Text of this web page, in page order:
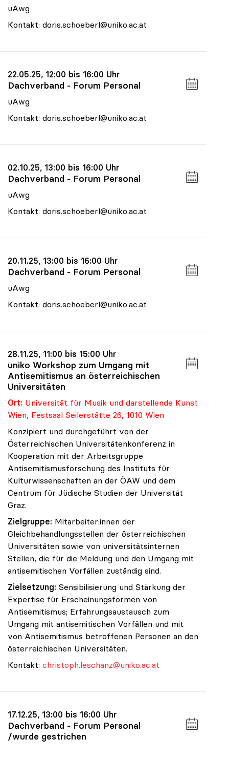
uAwg
Kontakt: doris.schoeberl@uniko.ac.at
22.05.25, 12:00 bis 16:00 Uhr
Dachverband - Forum Personal
uAwg
Kontakt: doris.schoeberl@uniko.ac.at
02.10.25, 13:00 bis 16:00 Uhr
Dachverband - Forum Personal
uAwg
Kontakt: doris.schoeberl@uniko.ac.at
20.11.25, 13:00 bis 16:00 Uhr
Dachverband - Forum Personal
uAwg
Kontakt: doris.schoeberl@uniko.ac.at
28.11.25, 11:00 bis 15:00 Uhr
uniko Workshop zum Umgang mit
Antisemitismus an österreichischen
Universitäten
Ort: Universität für Musik und darstellende Kunst
Wien, Festsaal Seilerstätte 26, 1010 Wien
Konzipiert und durchgeführt von der
Österreichischen Universitätenkonferenz in
Kooperation mit der Arbeitsgruppe
Antisemitismusforschung des Instituts für
Kulturwissenschaften an der ÖAW und dem
Centrum für Jüdische Studien der Universität
Graz.
Zielgruppe: Mitarbeiter:innen der
Gleichbehandlungsstellen der österreichischen
Universitäten sowie von universitätsinternen
Stellen, die für die Meldung und den Umgang mit
antisemitischen Vorfällen zuständig sind.
Zielsetzung: Sensibilisierung und Stärkung der
Expertise für Erscheinungsformen von
Antisemitismus; Erfahrungsaustausch zum
Umgang mit antisemitischen Vorfällen und mit
von Antisemitismus betroffenen Personen an den
österreichischen Universitäten.
Kontakt: christoph.leschanz@uniko.ac.at
17.12.25, 13:00 bis 16:00 Uhr
Dachverband - Forum Personal
/wurde gestrichen